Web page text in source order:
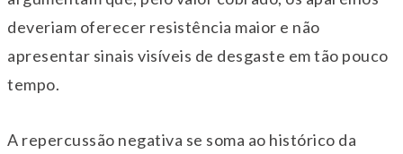
deveriam oferecer resistência maior e não
apresentar sinais visíveis de desgaste em tão pouco
tempo.
A repercussão negativa se soma ao histórico da